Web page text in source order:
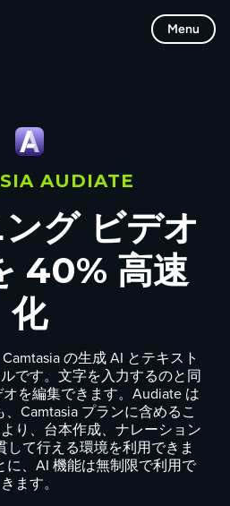
Menu
AUDIATE
ング ビデオ
40% 高速
化
の生成 AI とテキスト
です。文字を入力するのと同
を編集できます。Audiate は
Camtasia プランに含めるこ
り、台本作成、ナレーション
して行える環境を利用できま
に、AI 機能は無制限で利用で
きます。